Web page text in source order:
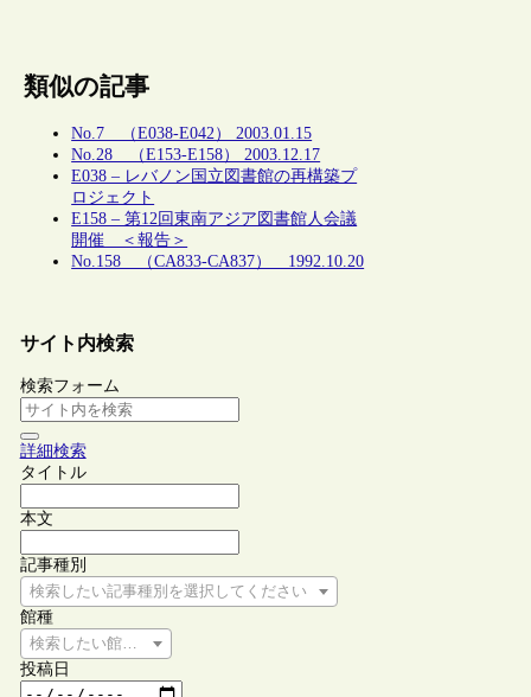
類似の記事
No.7 （E038-E042） 2003.01.15
No.28 （E153-E158） 2003.12.17
E038 – レバノン国立図書館の再構築プ
ロジェクト
E158 – 第12回東南アジア図書館人会議
開催 ＜報告＞
No.158 （CA833-CA837） 1992.10.20
サイト内検索
検索フォーム
詳細検索
タイトル
本文
記事種別
検索したい記事種別を選択してください
館種
検索したい館種を選択してください
投稿日